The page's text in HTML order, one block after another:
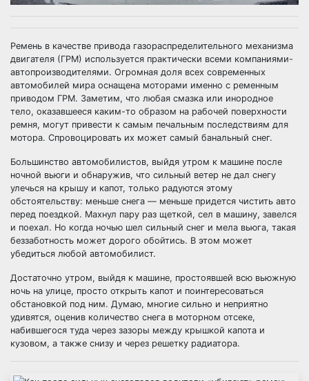
Ремень в качестве привода газораспределительного механизма
двигателя (ГРМ) используется практически всеми компаниями-
автопроизводителями. Огромная доля всех современных
автомобилей мира оснащена моторами именно с ременным
приводом ГРМ. Заметим, что любая смазка или инородное
тело, оказавшееся каким-то образом на рабочей поверхности
ремня, могут привести к самым печальным последствиям для
мотора. Спровоцировать их может самый банальный снег.
Большинство автомобилистов, выйдя утром к машине после
ночной вьюги и обнаружив, что сильный ветер не дал снегу
улечься на крышу и капот, только радуются этому
обстоятельству: меньше снега — меньше придется чистить авто
перед поездкой. Махнул пару раз щеткой, сел в машину, завелся
и поехал. Но когда ночью шел сильный снег и мела вьюга, такая
беззаботность может дорого обойтись. В этом может
убедиться любой автомобилист.
Достаточно утром, выйдя к машине, простоявшей всю вьюжную
ночь на улице, просто открыть капот и поинтересоваться
обстановкой под ним. Думаю, многие сильно и неприятно
удивятся, оценив количество снега в моторном отсеке,
набившегося туда через зазоры между крышкой капота и
кузовом, а также снизу и через решетку радиатора.